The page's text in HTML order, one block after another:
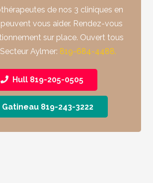
de nos 3 cliniques en
vous aider. Rendez-vous
sur place. Ouvert tous
Secteur Aylmer: 819-684-4488.
Hull 819-205-0505
Gatineau 819-243-3222